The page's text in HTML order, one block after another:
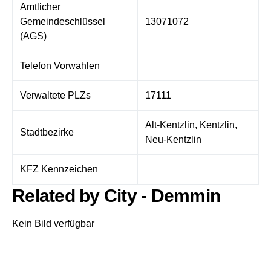
Amtlicher
Gemeindeschlüssel
(AGS)
13071072
Telefon Vorwahlen
Verwaltete PLZs 17111
Stadtbezirke
Alt-Kentzlin, Kentzlin,
Neu-Kentzlin
KFZ Kennzeichen
Related by City - Demmin
Kein Bild verfügbar